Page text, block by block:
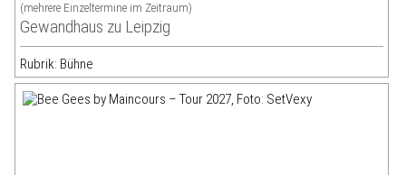
(mehrere Einzeltermine im Zeitraum)
Gewandhaus zu Leipzig
Rubrik: Bühne